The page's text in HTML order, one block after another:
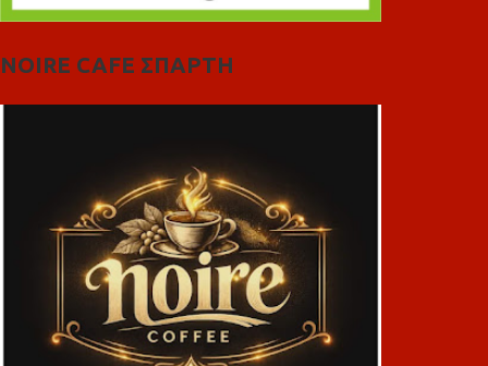
NOIRE CAFE ΣΠΑΡΤΗ